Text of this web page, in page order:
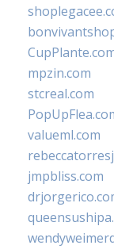
mpzin.com
stcreal.com
valueml.com
jmpbliss.com